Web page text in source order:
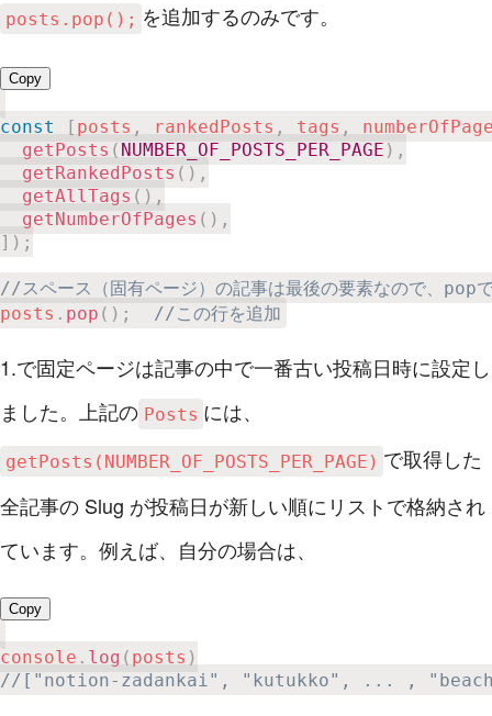
posts.pop(); を追加するのみです。
Copy
const [ posts , rankedPosts , tags ,
getPosts ( NUMBER_OF_POSTS_PER_PAGE ) ,
getRankedPosts ( ) ,
getAllTags ( ) ,
getNumberOfPages ( ) ,
] ) ;
//スペース（固有ページ）の記事は最後の要素なので、pop
posts . pop ( ) ; //この行を追加
1.で固定ページは記事の中で一番古い投稿日時に設定し
ました。上記の Posts には、
getPosts(NUMBER_OF_POSTS_PER_PAGE) で取得した
全記事の Slug が投稿日が新しい順にリストで格納され
ています。例えば、自分の場合は、
Copy
console . log ( posts )
//["notion-zadankai", "kutukko", ... ,